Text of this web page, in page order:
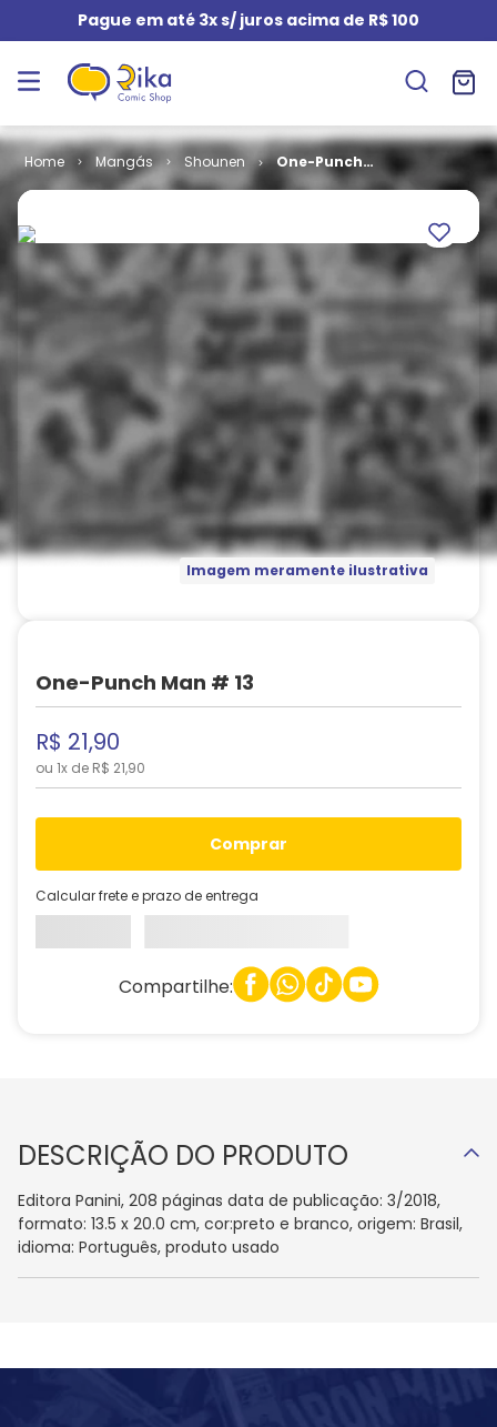
Pague em até 3x s/ juros acima de R$ 100
Mangás Shounen
One-Punch
Man # 13
Imagem meramente ilustrativa
One-Punch Man # 13
R$ 21,90
ou 1x de R$ 21,90
comprar
Calcular frete e prazo de entrega
Compartilhe:
DESCRIÇÃO DO PRODUTO
Editora Panini, 208 páginas data de publicação: 3/2018,
formato: 13.5 x 20.0 cm, cor:preto e branco, origem: Brasil,
idioma: Português, produto usado